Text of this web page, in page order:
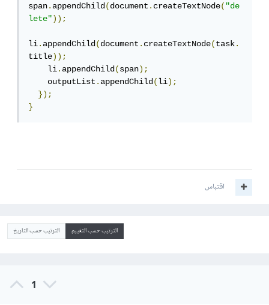
span.appendChild(document.createTextNode("de
lete"));
li.appendChild(document.createTextNode(task.
title));
    li
.appendChild(span);
    outputList
.appendChild(li);
});
}
اقتباس
الترتيب حسب التقييم الترتيب حسب التاريخ
1